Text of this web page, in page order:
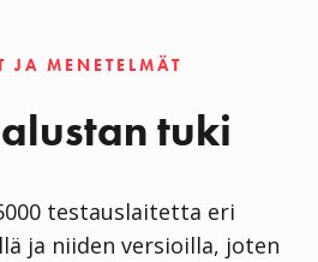
JA MENETELMÄT
tuki
testauslaitetta eri
ja niiden versioilla, joten